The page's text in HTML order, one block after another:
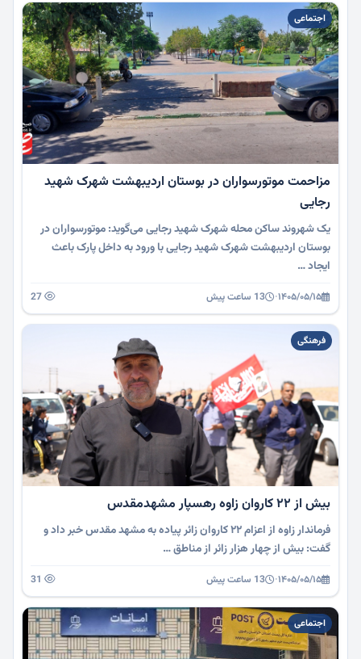
اجتماعی
مزاحمت موتورسواران در بوستان اردیبهشت شهرک شهید
رجایی
یک شهروند ساکن محله شهرک شهید رجایی می‌گوید: موتورسواران در
بوستان اردیبهشت شهرک شهید رجایی با ورود به داخل پارک باعث
ایجاد …
۱۴۰۵/۰۵/۱۵· 13 ساعت پیش
فرهنگی
بیش از 22 کاروان زاوه رهسپار مشهدمقدس
فرماندار زاوه از اعزام ۲۲ کاروان زائر پیاده به مشهد مقدس خبر داد و
گفت: بیش از چهار هزار زائر از مناطق …
۱۴۰۵/۰۵/۱۵· 13 ساعت پیش
اجتماعی